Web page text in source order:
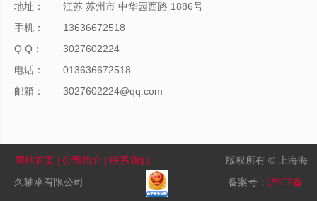
地址：
江苏 苏州市 中华园西路 1886号
手机：
13636672518
Q Q：
3027602224
电话：
013636672518
邮箱：
3027602224@qq.com
| 网站首页 | 公司简介 | 联系我们
版权所有 © 上海海
久轴承有限公司
备案号： 沪ICP备